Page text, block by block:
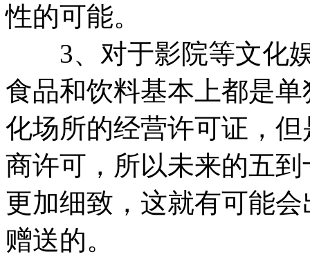
性的可能。
3、对于影院等文化娱
食品和饮料基本上都是
化场所的经营许可证，
商许可，所以未来的五
更加细致，这就有可能
赠送的。